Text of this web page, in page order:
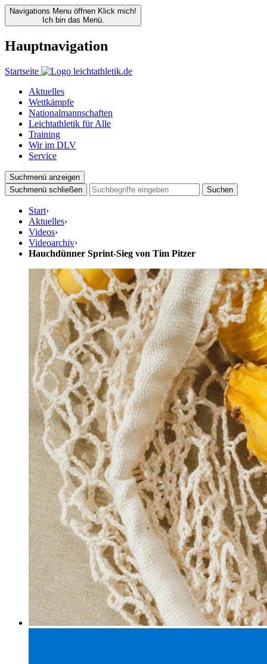
Navigations Menu öffnen Klick mich!
Ich bin das Menü.
Hauptnavigation
Startseite
Aktuelles
Wettkämpfe
Nationalmannschaften
Leichtathletik für Alle
Training
Wir im DLV
Service
Suchmenü anzeigen
Suchmenü schließen
Suchen
Start›
Aktuelles›
Videos›
Videoarchiv›
Hauchdünner Sprint-Sieg von Tim Pitzer